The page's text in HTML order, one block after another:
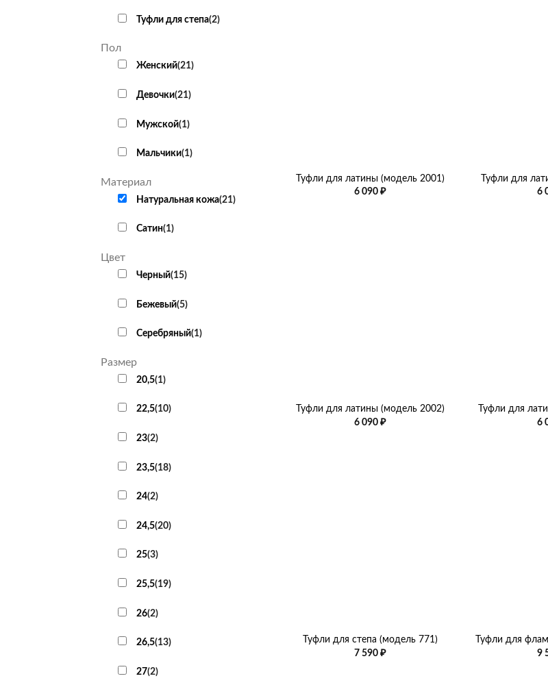
Туфли для степа(2)
Пол
Женский(21)
Девочки(21)
Мужской(1)
Мальчики(1)
Материал
Натуральная кожа(21)
Сатин(1)
Цвет
Черный(15)
Бежевый(5)
Серебряный(1)
Размер
20,5(1)
22,5(10)
23(2)
23,5(18)
24(2)
24,5(20)
25(3)
25,5(19)
26(2)
26,5(13)
27(2)
Туфли для латины (модель 2001)
6 090₽
Туфли для
6
Туфли для латины (модель 2002)
6 090₽
Туфли для
6
Туфли для степа (модель 771)
7 590₽
Туфли для
9